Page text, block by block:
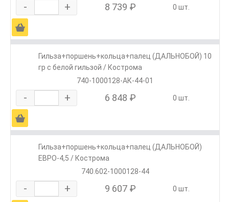
- + 8 739 ₽ 0 шт.
Ä
Гильза+поршень+кольца+палец (ДАЛЬНОБОЙ) 10
гр с белой гильзой / Кострома
740-1000128-АК-44-01
- + 6 848 ₽ 0 шт.
Ä
Гильза+поршень+кольца+палец (ДАЛЬНОБОЙ)
ЕВРО-4,5 / Кострома
740.602-1000128-44
- + 9 607 ₽ 0 шт.